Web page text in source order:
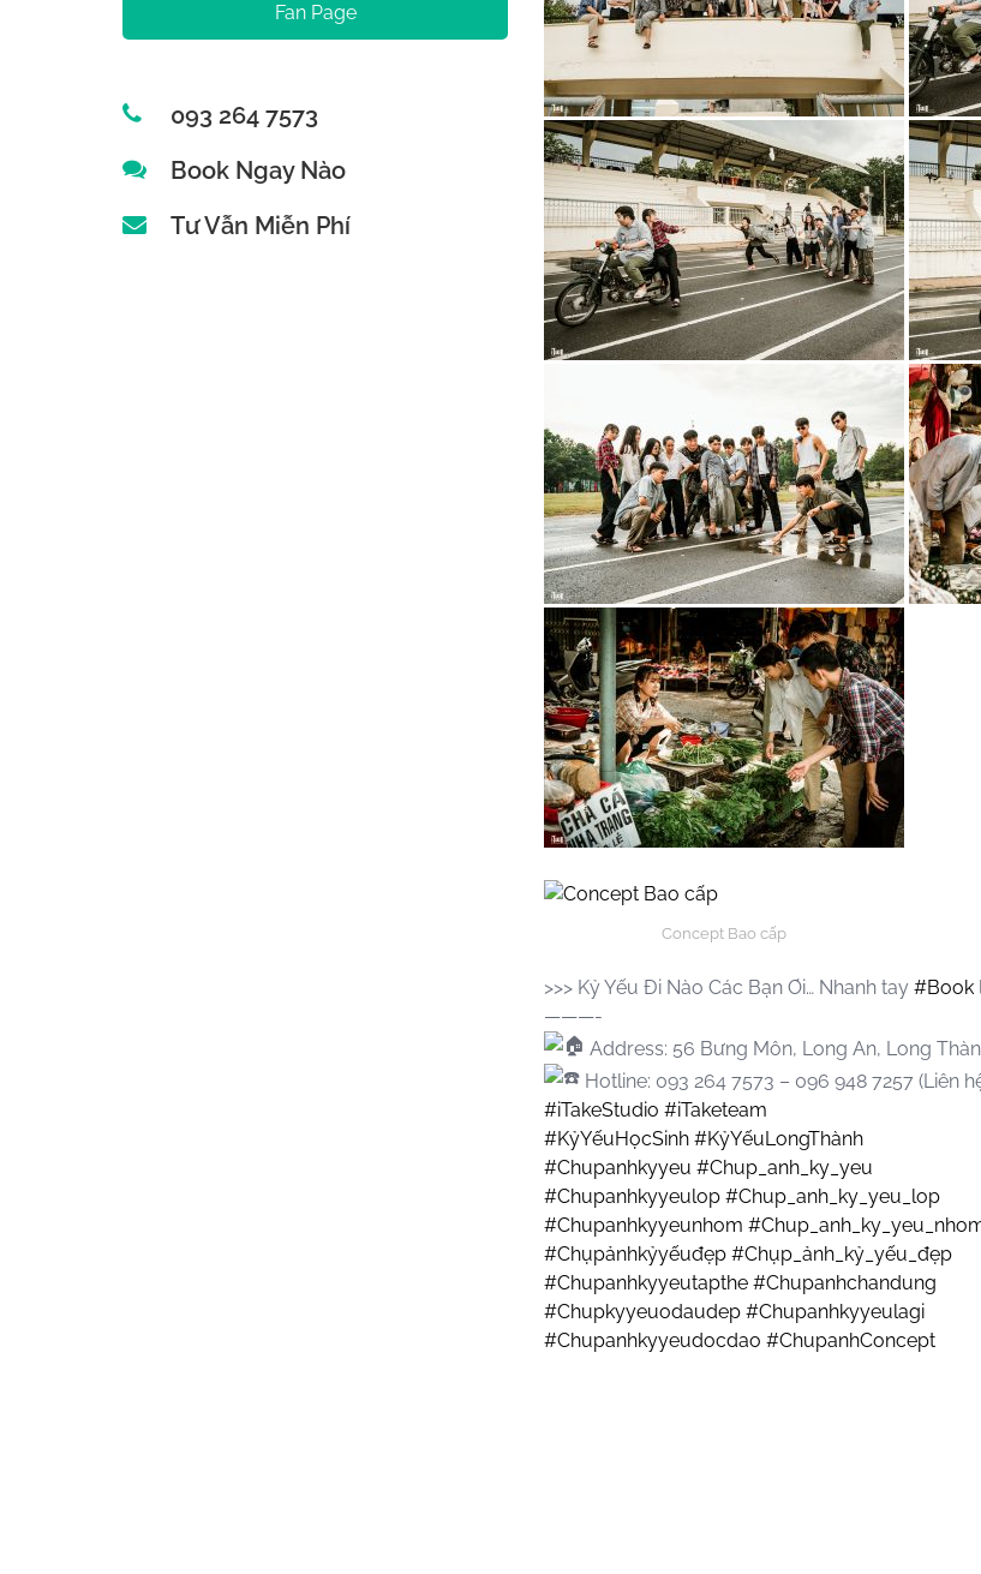
Concept Bao cấp
>>> Kỷ Yếu Đi Nào Các Bạn Ơi… Nhanh tay #Book
———-
Address: 56 Bưng Môn, Long An, Long
Hotline: 093 264 7573 – 096 948 7257 (Liên
#iTakeStudio #iTaketeam
#KỷYếuHọcSinh #KỷYếuLongThành
#Chupanhkyyeu #Chup_anh_ky_yeu
#Chupanhkyyeulop #Chup_anh_ky_yeu_lop
#Chupanhkyyeunhom
#Chụpảnhkỷyếuđẹp #Chụp_ảnh_kỷ_yếu_đẹp
#Chupanhkyyeutapthe #Chupanhchandung
#Chupkyyeuodaudep #Chupanhkyyeulagi
#Chupanhkyyeudocdao #ChupanhConcept
Fan Page
093 264 7573
Book Ngay Nào
Tư Vẫn Miễn Phí